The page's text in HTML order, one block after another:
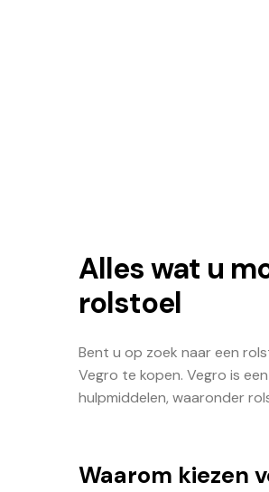
Alles wat u
rolstoel
Bent u op zoek naar een
Vegro te kopen. Vegro is
hulpmiddelen, waaronder
Waarom kiezen